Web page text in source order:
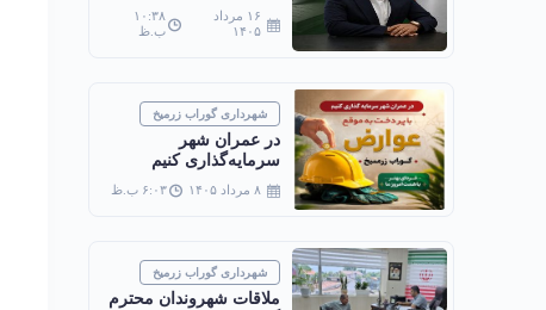
۱۶ مرداد
۱۴۰۵
۱۰:۳۸
ب.ظ
شهرداری گوراب زرمیخ
در عمران شهر
سرمایه‌گذاری کنیم
۸ مرداد ۱۴۰۵ ۶:۰۳ ب.ظ
شهرداری گوراب زرمیخ
ملاقات شهروندان محترم